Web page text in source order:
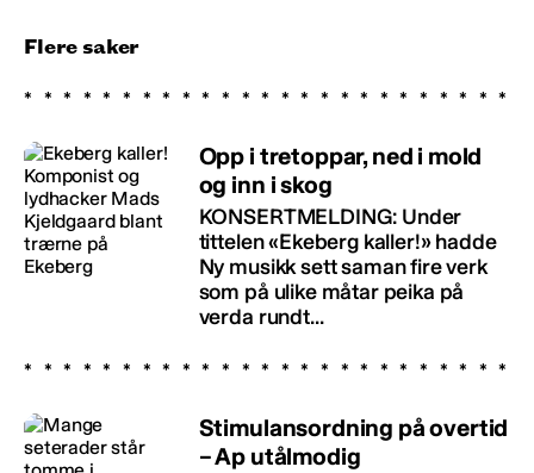
Flere saker
Opp i tretoppar, ned i mold
og inn i skog
KONSERTMELDING: Under
tittelen «Ekeberg kaller!» hadde
Ny musikk sett saman fire verk
som på ulike måtar peika på
verda rundt...
Stimulansordning på overtid
– Ap utålmodig